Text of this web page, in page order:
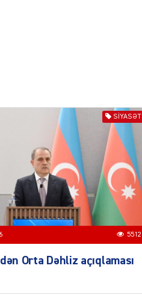
BELƏ işləyəcək
4024
XİN rəhbərindən TRİPP
layihəsi ilə bağlı AÇIQLAMA
04.08.2026 4396
Müharibə Rusiyanın belini
SIYASƏT
5512
Orta Dəhliz açıqlaması